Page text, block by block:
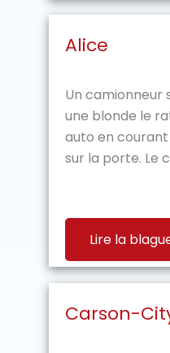
Alice
Un camionneur
une blonde le
auto en
sur la porte. Le
Lire la
Carson-